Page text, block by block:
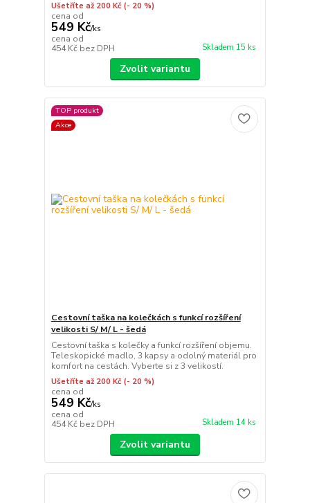
Ušetříte až 200 Kč (- 20 %)
cena od
549 Kč/ks
cena od
454 Kč bez DPH Skladem 15 ks
Zvolit variantu
TOP produkt
Akce
Cestovní taška na kolečkách s funkcí rozšíření
velikosti S/ M/ L - šedá
Cestovní taška s kolečky a funkcí rozšíření objemu.
Teleskopické madlo, 3 kapsy a odolný materiál pro
komfort na cestách. Vyberte si z 3 velikostí.
Ušetříte až 200 Kč (- 20 %)
cena od
549 Kč/ks
cena od
454 Kč bez DPH Skladem 14 ks
Zvolit variantu